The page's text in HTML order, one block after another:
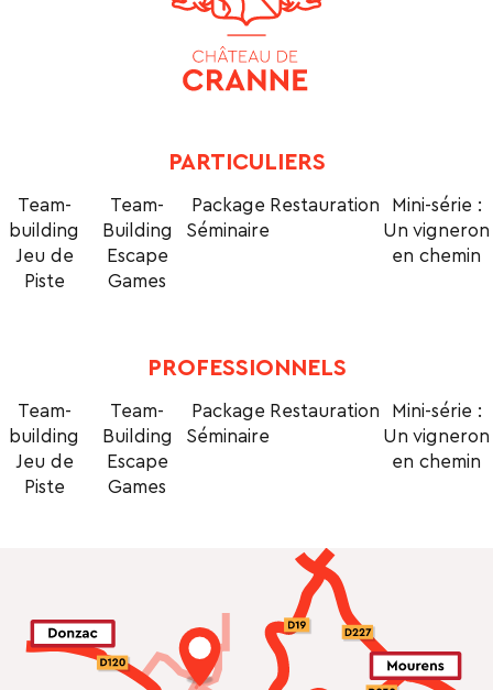
PARTICULIERS
Team-
building
Jeu de
Piste
Team-
Building
Escape
Games
Package
Séminaire
Restauration
Mini-série :
Un vigneron
en chemin
PROFESSIONNELS
Team-
building
Jeu de
Piste
Team-
Building
Escape
Games
Package
Séminaire
Restauration
Mini-série :
Un vigneron
en chemin